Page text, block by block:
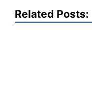
Related Posts: